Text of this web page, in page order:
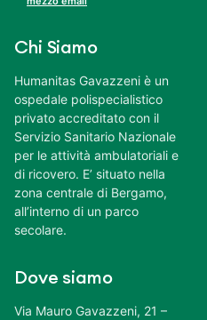
Chi Siamo
Humanitas Gavazzeni è un
ospedale polispecialistico
privato accreditato con il
Servizio Sanitario Nazionale
per le attività ambulatoriali e
di ricovero. E’ situato nella
zona centrale di Bergamo,
all’interno di un parco
secolare.
Dove siamo
Via Mauro Gavazzeni, 21 –